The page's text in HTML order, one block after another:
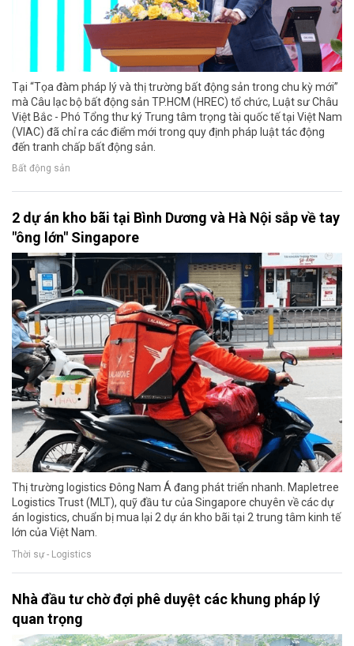
Tại “Tọa đàm pháp lý và thị trường bất động sản trong chu kỳ mới”
mà Câu lạc bộ bất động sản TP.HCM (HREC) tổ chức, Luật sư Châu
Việt Bắc - Phó Tổng thư ký Trung tâm trọng tài quốc tế tại Việt Nam
(VIAC) đã chỉ ra các điểm mới trong quy định pháp luật tác động
đến tranh chấp bất động sản.
Bất động sản
2 dự án kho bãi tại Bình Dương và Hà Nội sắp về tay
"ông lớn" Singapore
Thị trường logistics Đông Nam Á đang phát triển nhanh. Mapletree
Logistics Trust (MLT), quỹ đầu tư của Singapore chuyên về các dự
án logistics, chuẩn bị mua lại 2 dự án kho bãi tại 2 trung tâm kinh tế
lớn của Việt Nam.
Thời sự - Logistics
Nhà đầu tư chờ đợi phê duyệt các khung pháp lý
quan trọng